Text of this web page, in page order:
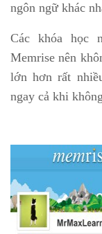
ngôn ngữ khác
Các khóa học
Memrise nên
lớn hơn rất
ngay cả khi